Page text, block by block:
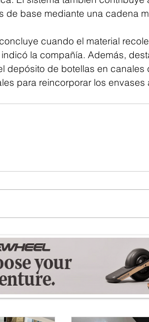
de base mediante una cadena
cuando el material
la compañía. Además,
depósito de botellas en
para reincorporar los envases